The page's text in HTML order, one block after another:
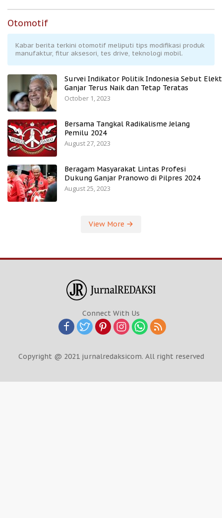
Otomotif
Kabar berita terkini otomotif meliputi tips modifikasi produk
manufaktur, fitur aksesori, tes drive, teknologi mobil.
Survei Indikator Politik Indonesia Sebut
Ganjar Terus Naik dan Tetap Teratas
October 1, 2023
Bersama Tangkal Radikalisme Jelang
Pemilu 2024
August 27, 2023
Beragam Masyarakat Lintas Profesi
Dukung Ganjar Pranowo di Pilpres 2024
August 25, 2023
View More
Connect With Us
Copyright @ 2021 jurnalredaksicom. All right reserved